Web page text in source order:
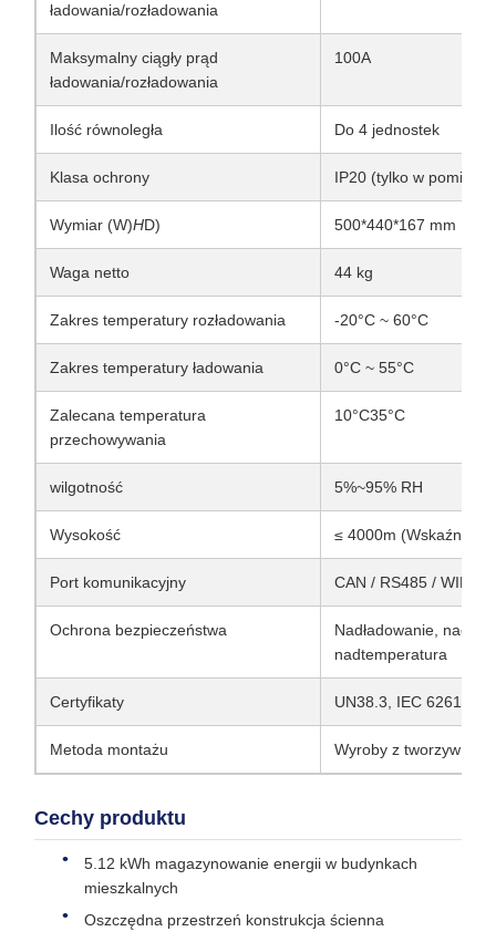
ładowania/rozładowania
Maksymalny ciągły prąd
ładowania/rozładowania
100A
Ilość równoległa Do 4 jednostek
Klasa ochrony IP20 (tylko w
Wymiar (W)HD) 500*440*167 mm
Waga netto 44 kg
Zakres temperatury rozładowania -20°C ~ 60°C
Zakres temperatury ładowania 0°C ~ 55°C
Zalecana temperatura
przechowywania
10°C35°C
wilgotność 5%~95% RH
Wysokość ≤ 4000m (Wskaźnik
Port komunikacyjny CAN / RS485 / WIFI
Ochrona bezpieczeństwa
Nadładowanie,
nadtemperatura
Certyfikaty UN38.3, IEC 62619,
Metoda montażu Wyroby z tworzyw
Cechy produktu
5.12 kWh magazynowanie energii w budynkach
mieszkalnych
Oszczędna przestrzeń konstrukcja ścienna